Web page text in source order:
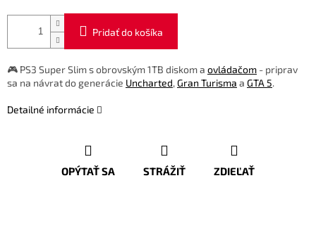
Pridať do košíka
🎮 PS3 Super Slim s obrovským 1TB diskom a ovládačom - priprav
sa na návrat do generácie Uncharted,Gran Turisma a GTA 5.
Detailné informácie
OPÝTAŤ SA STRÁŽIŤ ZDIEĽAŤ